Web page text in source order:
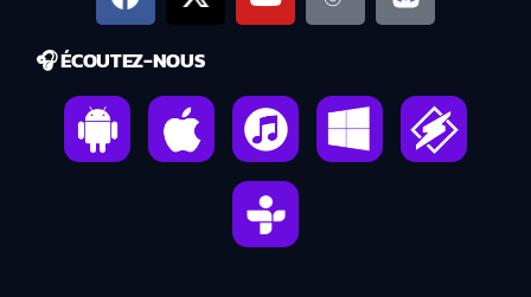
🎧 ÉCOUTEZ-NOUS